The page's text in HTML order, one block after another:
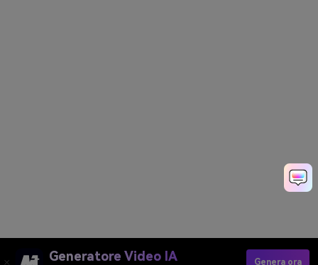
Generatore Video IA Genera ora